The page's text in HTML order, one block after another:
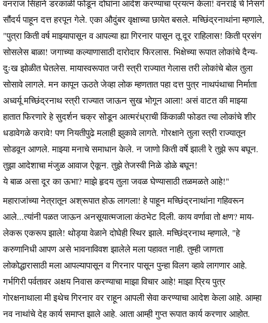
वनराज सिंहाने डरकाळी फोडून दोघांना आदेश करण्याचा प्रयत्न केला! वनराई चे निसर्ग
सौंदर्य पाहून दत्त हरपून गेले. एका औदुंबर वृक्षाच्या छायेत बसले. मच्छिंद्रनाथांना म्हणाले,
"पुत्रा किती वर्ष माझ्यापासून व आपल्या ह्या गिरनार पासून तू दूर राहिलास! किती प्रसंग
सोसलेस बाळा! जगाच्या कल्याणासाठी दारोदार फिरलास. भिक्षेच्या रूपात लोकांचे दैन्य-
दुःख झोळीत घेतलेस. मायास्वरूपात जरी स्त्री राज्यात गेलास तरी लोकांचे बोल तुला
सोसावे लागले. मन कापून ऊठते जेव्हा लोक म्हणतात पहा दत्त पुत्र नाथपंथाचा निर्माता
अध्वर्यू मच्छिंद्रनाथ स्त्री राज्यात जाऊन सुख भोगून आला! असं वाटत की माझ्या
हातात फिरणारे हे सुदर्शन चक्र सोडून आत्मरंध्राची किंकाळी फोडत त्या लोकांचे शीर
धडावेगळे करावे! पण नियतीपुढे मलाही झुकावे लागते. गोरक्षाने तुला स्त्री राज्यातून
सोडवून आणले. माझ्या मनाचे समाधान केले. न जाणो किती वर्षे झाली रे तुझे रूप बघून.
तुझा आदेशाचा मंजुळ आवाज ऐकून. तुझे तेजस्वी निळे डोळे बघून!
ये बाळ असा दूर का ऊभा? माझे हृदय तुला जवळ घेण्यासाठी तळमळते आहे!"
महाराजांच्या नेत्रातून अश्रूपात होऊ लागला! हे पाहून मच्छिंद्रनाथांना गहिवरून
आले...त्यांनी पळत जाऊन अनसूयात्मजाला कंठभेट दिली. काय वर्णावा तो क्षण? माय-
लेकरू एकरूप झाले! थोड्या वेळाने दोघेही स्थिर झाले. मच्छिंद्रनाथ म्हणाले, "हे
करुणानिधी आपण असे भावनाविवश झालेले मला पहावत नाही. तुम्ही जाणता
लोकोद्धारासाठी मला आपल्यापासून व गिरनार पासून पुन्हा विलग व्हावे लागणार आहे.
गर्भगिरी पर्वतावर अक्षय निवास करण्याचा माझा विचार आहे! माझा प्रिय पुत्र
गोरक्षनाथाला मी इथेच गिरनार वर राहून आपली सेवा करण्याचा आदेश केला आहे. आम्हा
नव नाथांचे देह कार्य समाप्त झाले आहे. आता आम्ही गुप्त रूपात कार्य करणार आहोत.